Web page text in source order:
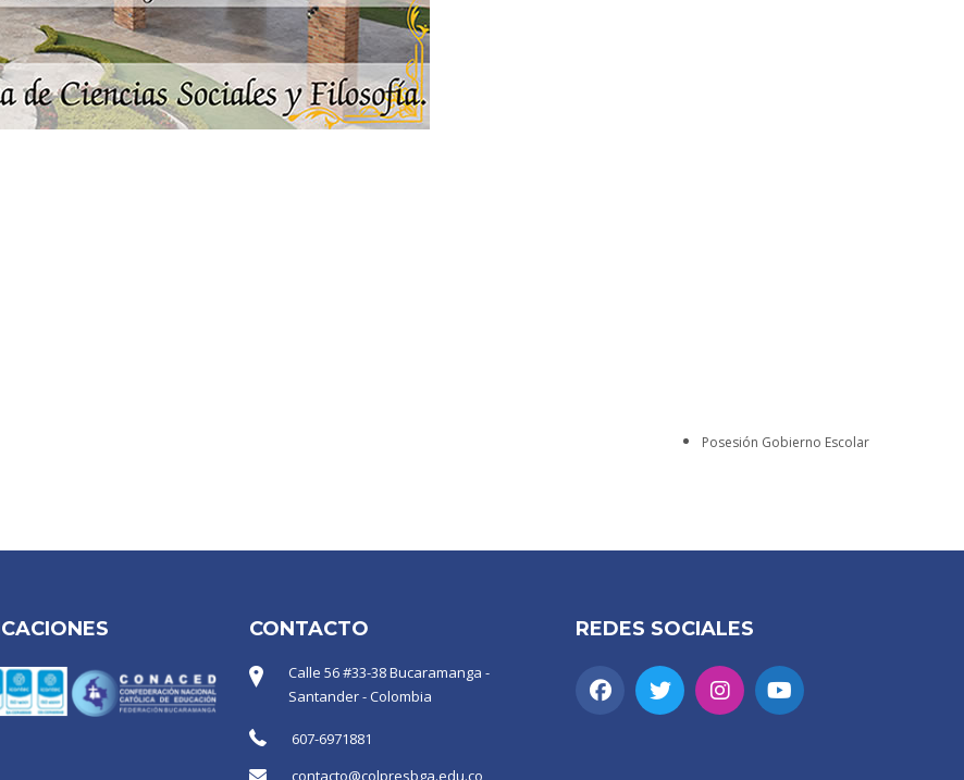
Posesión Gobierno Escolar
CONTACTO
Calle 56 #33-38 Bucaramanga -
Santander - Colombia
607-6971881
contacto@colpresbga.edu.co
REDES SOCIALES